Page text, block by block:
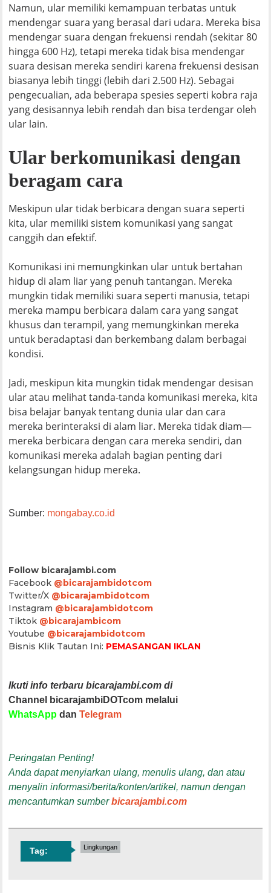
Namun, ular memiliki kemampuan terbatas untuk
mendengar suara yang berasal dari udara. Mereka bisa
mendengar suara dengan frekuensi rendah (sekitar 80
hingga 600 Hz), tetapi mereka tidak bisa mendengar
suara desisan mereka sendiri karena frekuensi desisan
biasanya lebih tinggi (lebih dari 2.500 Hz). Sebagai
pengecualian, ada beberapa spesies seperti kobra raja
yang desisannya lebih rendah dan bisa terdengar oleh
ular lain.
Ular berkomunikasi dengan
beragam cara
Meskipun ular tidak berbicara dengan suara seperti
kita, ular memiliki sistem komunikasi yang sangat
canggih dan efektif.
Komunikasi ini memungkinkan ular untuk bertahan
hidup di alam liar yang penuh tantangan. Mereka
mungkin tidak memiliki suara seperti manusia, tetapi
mereka mampu berbicara dalam cara yang sangat
khusus dan terampil, yang memungkinkan mereka
untuk beradaptasi dan berkembang dalam berbagai
kondisi.
Jadi, meskipun kita mungkin tidak mendengar desisan
ular atau melihat tanda-tanda komunikasi mereka, kita
bisa belajar banyak tentang dunia ular dan cara
mereka berinteraksi di alam liar. Mereka tidak diam—
mereka berbicara dengan cara mereka sendiri, dan
komunikasi mereka adalah bagian penting dari
kelangsungan hidup mereka.
Sumber: mongabay.co.id
Follow bicarajambi.com
Facebook @bicarajambidotcom
Twitter/X @bicarajambidotcom
Instagram @bicarajambidotcom
Tiktok @bicarajambicom
Youtube @bicarajambidotcom
Bisnis Klik Tautan Ini: PEMASANGAN IKLAN
Ikuti info terbaru bicarajambi.com di
Channel bicarajambiDOTcom melalui
WhatsApp danTelegram
Peringatan Penting!
Anda dapat menyiarkan ulang, menulis ulang, dan atau
menyalin informasi/berita/konten/artikel, namun dengan
mencantumkan sumberbicarajambi.com
Tag: Lingkungan